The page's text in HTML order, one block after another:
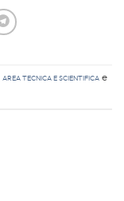
Area Tecnica e Scientifica e